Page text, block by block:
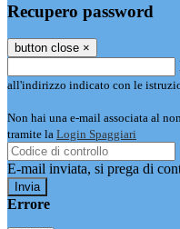
Recupero password
button close ×
all'indirizzo indicato con le
Non hai una e-mail associata al
tramite la Login Spaggiari
E-mail inviata, si prega di
Errore